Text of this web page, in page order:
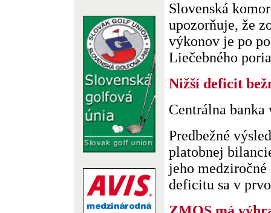
Slovenská
upozorňuje, že
výkonov je po
Liečebného
Nižší deficit
Centrálna banka
Predbežné
platobnej
jeho
deficitu sa v